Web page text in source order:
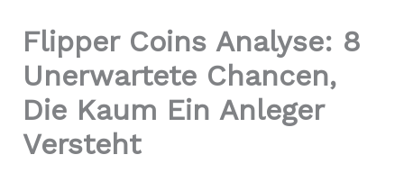
Flipper Coins Analyse: 8
Unerwartete Chancen,
Die Kaum Ein Anleger
Versteht